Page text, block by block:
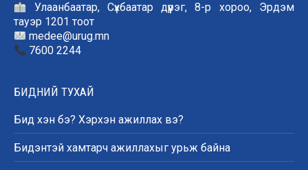
Улаанбаатар, Сүхбаатар дүүрэг, 8-р хороо, Эрдэм
тауэр 1201 тоот
medee@urug.mn
7600 2244
БИДНИЙ ТУХАЙ
Бид хэн бэ? Хэрхэн ажиллах вэ?
Бидэнтэй хамтарч ажиллахыг урьж байна